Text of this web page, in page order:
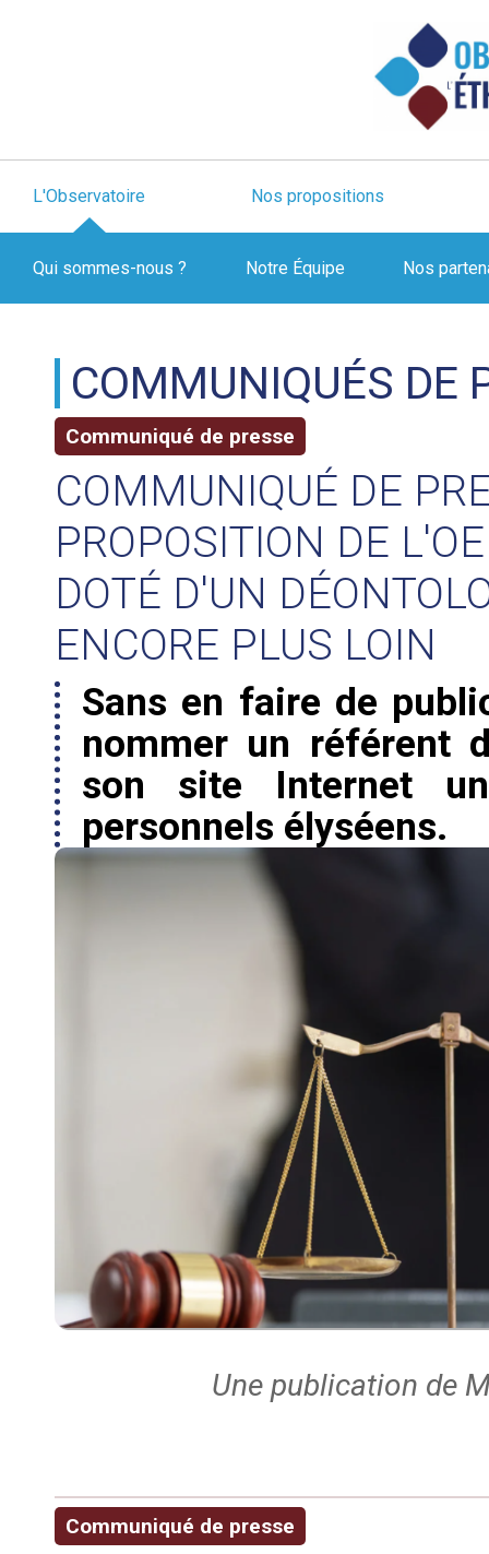
L'Observatoire Nos propositions
Qui sommes-nous ? Notre Équipe Nos
COMMUNIQUÉS DE
Communiqué de presse
COMMUNIQUÉ DE
PROPOSITION DE
DOTÉ D'UN
ENCORE PLUS LOIN
Sans en faire de
nommer un référent
son site Internet
personnels élyséens.
Une publication de
Communiqué de presse